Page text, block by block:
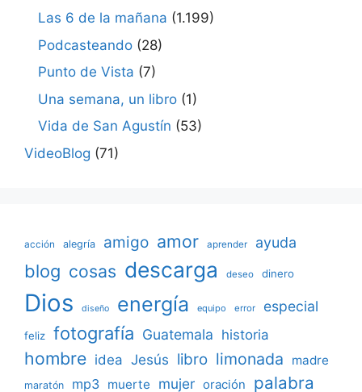
Las 6 de la mañana (1.199)
Podcasteando (28)
Punto de Vista (7)
Una semana, un libro (1)
Vida de San Agustín (53)
VideoBlog (71)
acción alegría amigo amor aprender ayuda
blog cosas descarga deseo dinero
Dios diseño energía equipo error especial
feliz fotografía Guatemala historia
hombre idea Jesús libro limonada madre
maratón mp3 muerte mujer oración palabra